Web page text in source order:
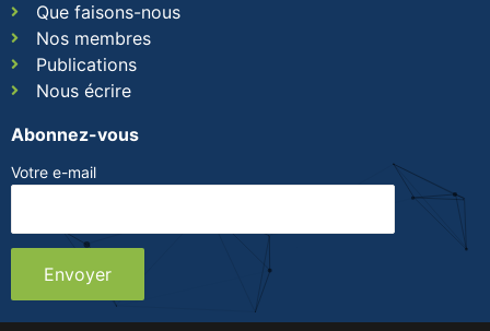
Que faisons-nous
Nos membres
Publications
Nous écrire
Abonnez-vous
Votre e-mail